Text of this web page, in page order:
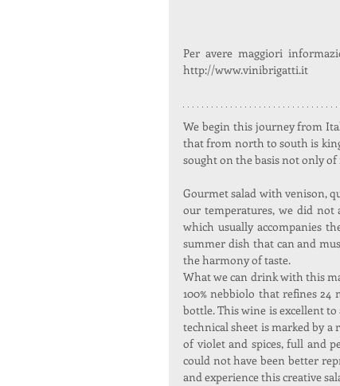
Per avere maggiori
http://www.vinibrigatti.it
We begin this journey from
that from north to south is
sought on the basis not only
Gourmet salad with venison,
our temperatures, we did
which usually accompanies
summer dish that can and
the harmony of taste.
What we can drink with this
100% nebbiolo that refines
bottle. This wine is excellent
technical sheet is marked by
of violet and spices, full and
could not have been better
and experience this creative